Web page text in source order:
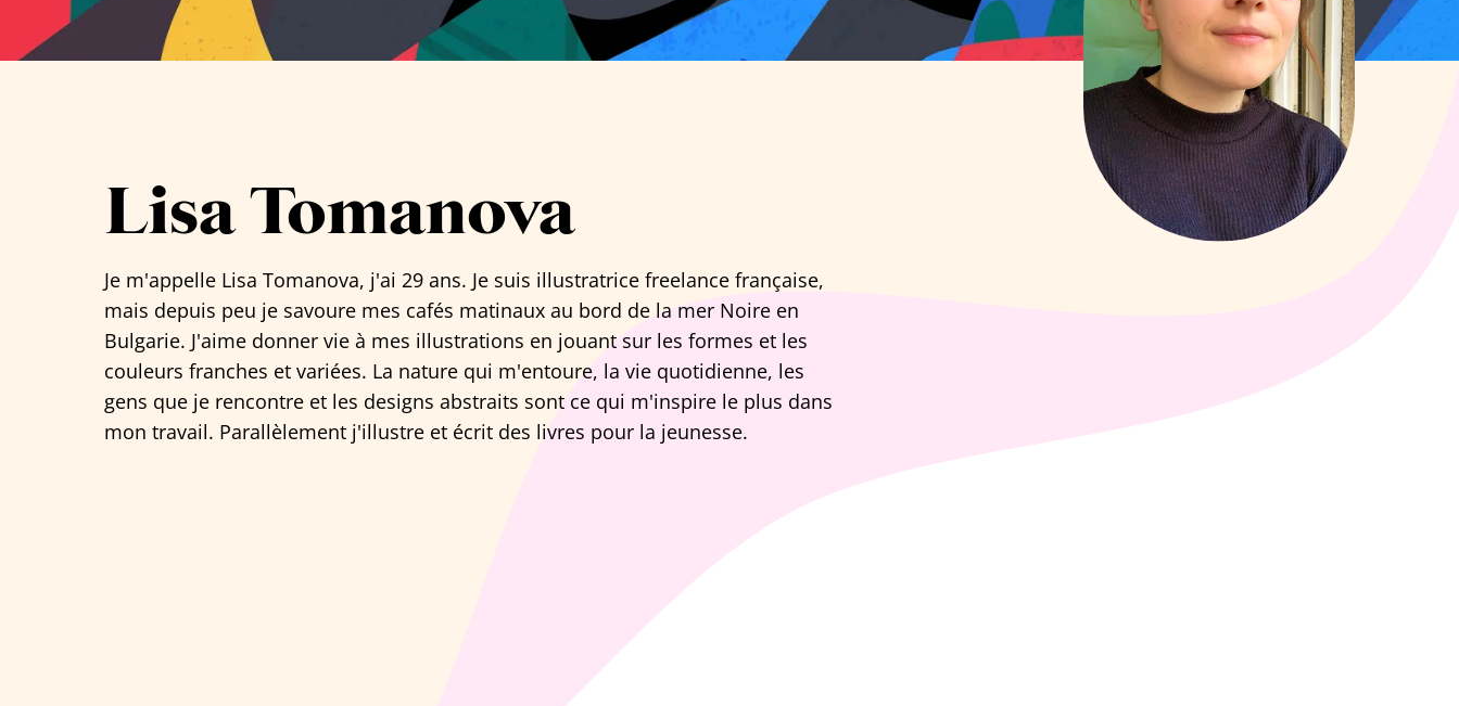
Lisa Tomanova
Je m'appelle Lisa Tomanova, j'ai 29 ans. Je suis illustratrice freelance française,
mais depuis peu je savoure mes cafés matinaux au bord de la mer Noire en
Bulgarie. J'aime donner vie à mes illustrations en jouant sur les formes et les
couleurs franches et variées. La nature qui m'entoure, la vie quotidienne, les
gens que je rencontre et les designs abstraits sont ce qui m'inspire le plus dans
mon travail. Parallèlement j'illustre et écrit des livres pour la jeunesse.